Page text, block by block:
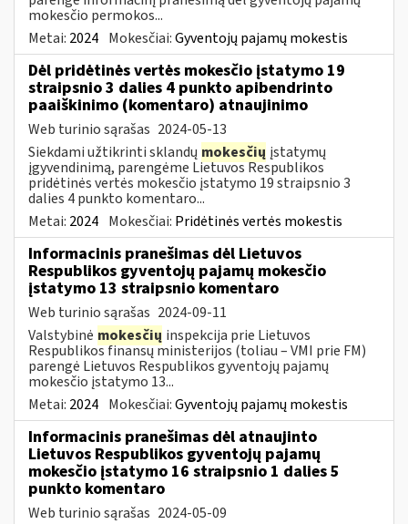
mokesčio permokos...
Metai: 2024 Mokesčiai:Gyventojų pajamų mokestis
Dėl pridėtinės vertės mokesčio įstatymo 19
straipsnio 3 dalies 4 punkto apibendrinto
paaiškinimo (komentaro) atnaujinimo
Web turinio sąrašas 2024-05-13
Siekdami užtikrinti sklandų mokesčių įstatymų
įgyvendinimą, parengėme Lietuvos Respublikos
pridėtinės vertės mokesčio įstatymo 19 straipsnio 3
dalies 4 punkto komentaro...
Metai: 2024 Mokesčiai: Pridėtinės vertės mokestis
Informacinis pranešimas dėl Lietuvos
Respublikos gyventojų pajamų mokesčio
įstatymo 13 straipsnio komentaro
Web turinio sąrašas 2024-09-11
Valstybinė mokesčių inspekcija prie Lietuvos
Respublikos finansų ministerijos (toliau – VMI prie FM)
parengė Lietuvos Respublikos gyventojų pajamų
mokesčio įstatymo 13...
Metai: 2024 Mokesčiai:Gyventojų pajamų mokestis
Informacinis pranešimas dėl atnaujinto
Lietuvos Respublikos gyventojų pajamų
mokesčio įstatymo 16 straipsnio 1 dalies 5
punkto komentaro
Web turinio sąrašas 2024-05-09